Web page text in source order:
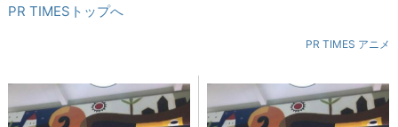
PR TIMESトップへ
PR TIMES アニメ